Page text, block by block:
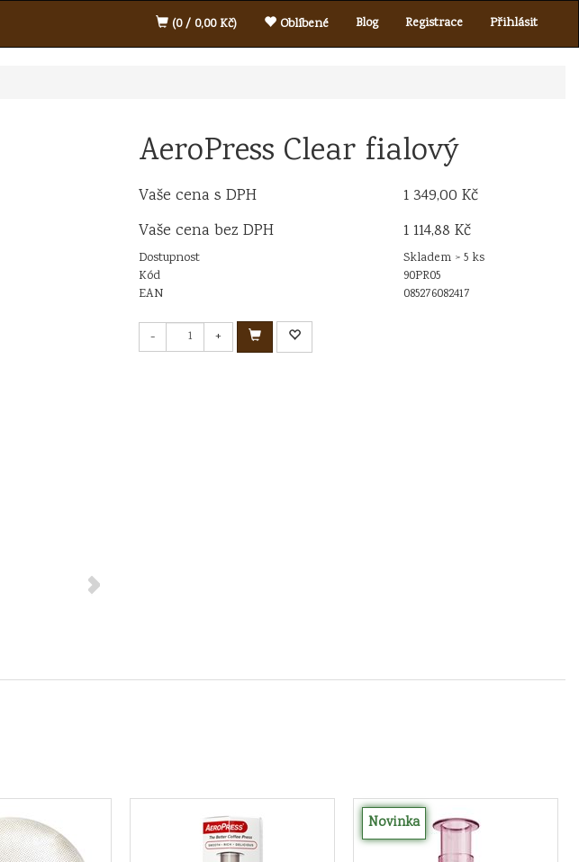
Blog Registrace Přihlásit
(0 / 0,00 Kč) Oblíbené
AeroPress Clear fialový
Vaše cena s DPH
1 349,00 Kč
Vaše cena bez DPH
1 114,88 Kč
Dostupnost
Skladem > 5 ks
Kód
90PR05
EAN
085276082417
- +
Novinka